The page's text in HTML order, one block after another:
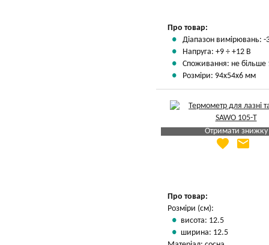
Про товар:
Діапазон вимірювань: -
Напруга: +9 ÷ +12 В
Споживання: не більше
Розміри: 94х54х6 мм
Отримати знижку
Яка Ваша ціна
favorite email
Про товар:
Розміри (см):
висота: 12.5
ширина: 12.5